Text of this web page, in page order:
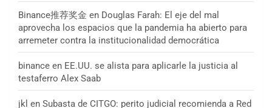
Binance推荐奖金 en Douglas Farah: El eje del mal
aprovecha los espacios que la pandemia ha abierto para
arremeter contra la institucionalidad democrática
binance en EE.UU. se alista para aplicarle la justicia al
testaferro Alex Saab
jkl en Subasta de CITGO: perito judicial recomienda a Red